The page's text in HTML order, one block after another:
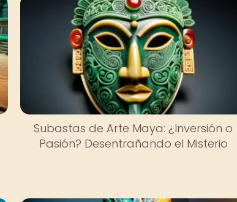
Subastas de Arte Maya: ¿Inversión o
Pasión? Desentrañando el Misterio